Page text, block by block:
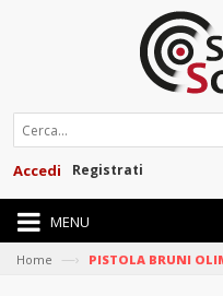
Registrati
Accedi
MENU
Home —› PISTOLA BRUNI